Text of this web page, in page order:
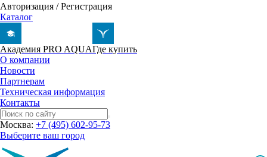
Авторизация /Регистрация
Каталог
Академия PRO AQUAГде купить
О компании
Новости
Партнерам
Техническая информация
Контакты
Москва: +7 (495) 602-95-73
Выберите ваш город